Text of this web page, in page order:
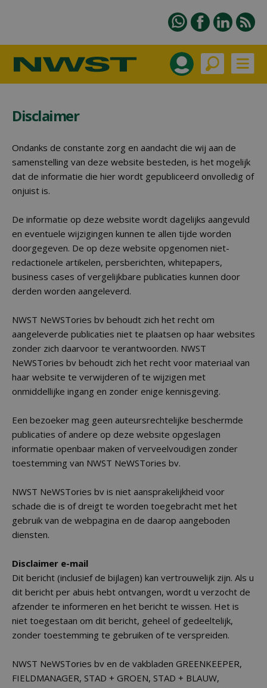
Disclaimer
Ondanks de constante zorg en aandacht die wij aan de
samenstelling van deze website besteden, is het mogelijk
dat de informatie die hier wordt gepubliceerd onvolledig of
onjuist is.
De informatie op deze website wordt dagelijks aangevuld
en eventuele wijzigingen kunnen te allen tijde worden
doorgegeven. De op deze website opgenomen niet-
redactionele artikelen, persberichten, whitepapers,
business cases of vergelijkbare publicaties kunnen door
derden worden aangeleverd.
NWST NeWSTories bv behoudt zich het recht om
aangeleverde publicaties niet te plaatsen op haar websites
zonder zich daarvoor te verantwoorden. NWST
NeWSTories bv behoudt zich het recht voor materiaal van
haar website te verwijderen of te wijzigen met
onmiddellijke ingang en zonder enige kennisgeving.
Een bezoeker mag geen auteursrechtelijke beschermde
publicaties of andere op deze website opgeslagen
informatie openbaar maken of verveelvoudigen zonder
toestemming van NWST NeWSTories bv.
NWST NeWSTories bv is niet aansprakelijkheid voor
schade die is of dreigt te worden toegebracht met het
gebruik van de webpagina en de daarop aangeboden
diensten.
Disclaimer e-mail
Dit bericht (inclusief de bijlagen) kan vertrouwelijk zijn. Als u
dit bericht per abuis hebt ontvangen, wordt u verzocht de
afzender te informeren en het bericht te wissen. Het is
niet toegestaan om dit bericht, geheel of gedeeltelijk,
zonder toestemming te gebruiken of te verspreiden.
NWST NeWSTories bv en de vakbladen GREENKEEPER,
FIELDMANAGER, STAD + GROEN, STAD + BLAUW,